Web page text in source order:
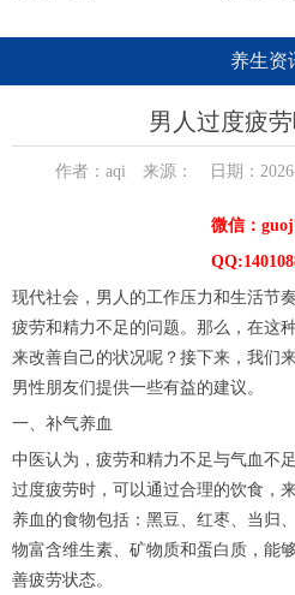
养生资
男人过度疲
作者：aqi 来源： 日期：
微信：
现代社会，男人的工作压力和生活节
疲劳和精力不足的问题。那么，在这
来改善自己的状况呢？接下来，我们
男性朋友们提供一些有益的建议。
一、补气养血
中医认为，疲劳和精力不足与气血不
过度疲劳时，可以通过合理的饮食，
养血的食物包括：黑豆、红枣、当归
物富含维生素、矿物质和蛋白质，能
善疲劳状态。